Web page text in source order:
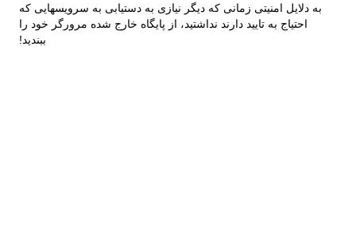
به دلایل امنیتی زمانی که دیگر نیازی به دستیابی به سرویسهایی که
احتیاج به تایید دارند نداشتید، از پایگاه خارج شده مرورگر خود را
ببندید!